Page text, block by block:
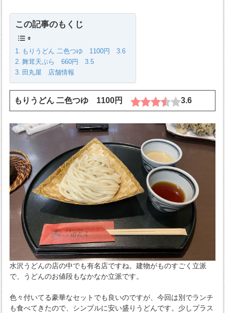
この記事のもくじ
もりうどん 二色つゆ 1100円 3.6
舞茸天ぷら 660円 3.5
田丸屋 店舗情報
もりうどん 二色つゆ 1100円 3.6
水沢うどんの店の中でも有名店ですね。建物がものすごく立派
で、うどんのお値段もなかなか立派です。
色々付いてる豪華なセットでも良いのですが、今回は別でランチ
も食べてきたので、シンプルに安い盛りうどんです。少しプラス